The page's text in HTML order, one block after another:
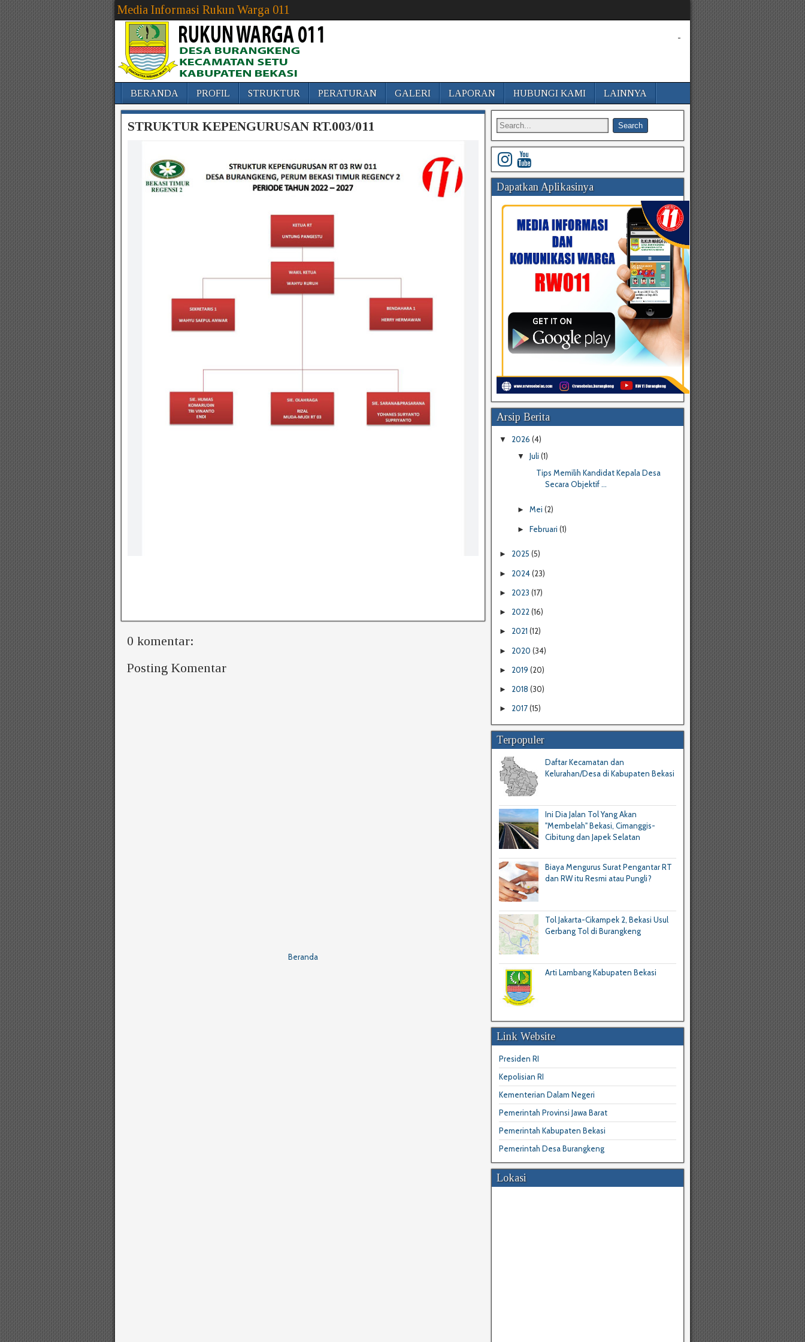
Media Informasi Rukun Warga 011
-
BERANDA PROFIL STRUKTUR PERATURAN GALERI LAPORAN HUBUNGI KAMI LAINNYA
STRUKTUR KEPENGURUSAN RT.003/011
0 komentar:
Posting Komentar
Beranda
Dapatkan Aplikasinya
Arsip Berita
▼ 2026 (4)
▼ Juli(1)
Tips Memilih Kandidat Kepala Desa
Secara Objektif ...
►Mei(2)
► Februari(1)
► 2025 (5)
► 2024(23)
► 2023 (17)
► 2022 (16)
► 2021 (12)
► 2020 (34)
► 2019 (20)
► 2018 (30)
► 2017(15)
Terpopuler
Daftar Kecamatan dan
Kelurahan/Desa di Kabupaten Bekasi
Ini Dia Jalan Tol Yang Akan
"Membelah" Bekasi, Cimanggis-
Cibitung dan Japek Selatan
Biaya Mengurus Surat Pengantar RT
dan RW itu Resmi atau Pungli?
Tol Jakarta-Cikampek 2, Bekasi Usul
Gerbang Tol di Burangkeng
Arti Lambang Kabupaten Bekasi
Link Website
Presiden RI
Kepolisian RI
Kementerian Dalam Negeri
Pemerintah Provinsi Jawa Barat
Pemerintah Kabupaten Bekasi
Pemerintah Desa Burangkeng
Lokasi